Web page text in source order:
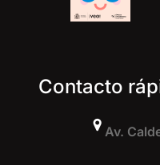
Contacto
Av.